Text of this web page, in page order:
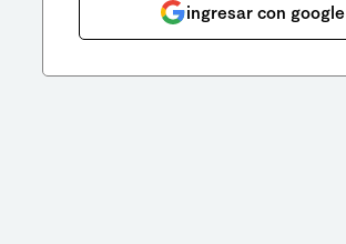
ingresar con google